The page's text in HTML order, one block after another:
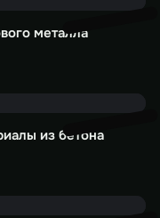
металла
из бетона